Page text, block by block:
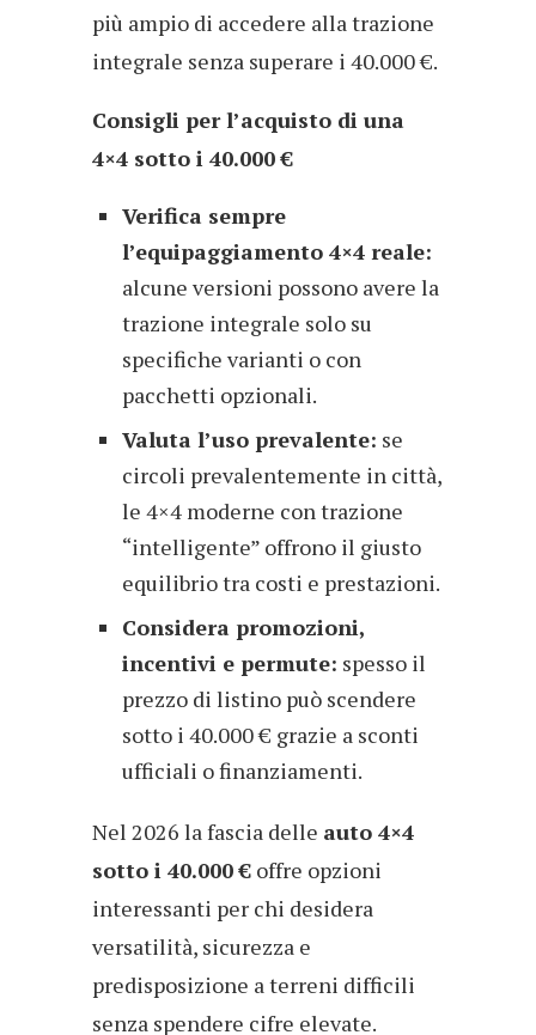
più ampio di accedere alla trazione
integrale senza superare i 40.000 €.
Consigli per l’acquisto di una
4×4 sotto i 40.000 €
Verifica sempre
l’equipaggiamento 4×4 reale:
alcune versioni possono avere la
trazione integrale solo su
specifiche varianti o con
pacchetti opzionali.
Valuta l’uso prevalente: se
circoli prevalentemente in città,
le 4×4 moderne con trazione
“intelligente” offrono il giusto
equilibrio tra costi e prestazioni.
Considera promozioni,
incentivi e permute: spesso il
prezzo di listino può scendere
sotto i 40.000 € grazie a sconti
ufficiali o finanziamenti.
Nel 2026 la fascia delle auto 4×4
sotto i 40.000 € offre opzioni
interessanti per chi desidera
versatilità, sicurezza e
predisposizione a terreni difficili
senza spendere cifre elevate.